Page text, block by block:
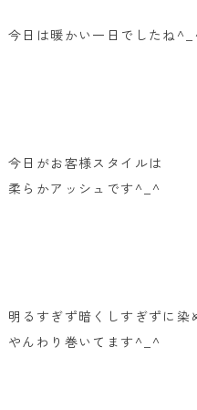
今日は暖かい一日でしたね
今日がお客様スタイルは
柔らかアッシュです^_^
明るすぎず暗くしすぎずに染
やんわり巻いてます^_^